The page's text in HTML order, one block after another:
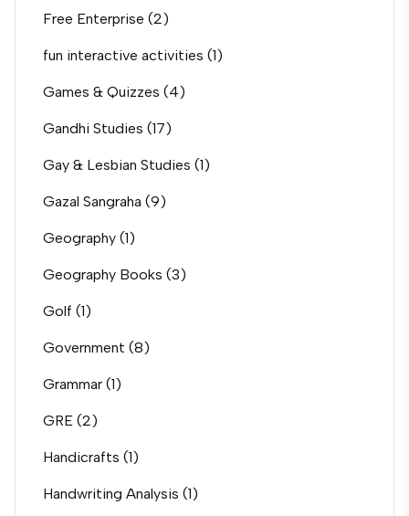
Free Enterprise (2)
fun interactive activities (1)
Games & Quizzes (4)
Gandhi Studies (17)
Gay & Lesbian Studies (1)
Gazal Sangraha (9)
Geography (1)
Geography Books (3)
Golf (1)
Government (8)
Grammar (1)
GRE (2)
Handicrafts (1)
Handwriting Analysis (1)